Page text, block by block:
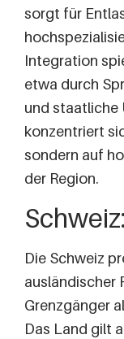
sorgt für
Integration
etwa durch
und staatliche
konzentriert
sondern auf
der Region.
Schweiz:
Die Schweiz
ausländischer
Grenzgänger
Das Land gilt